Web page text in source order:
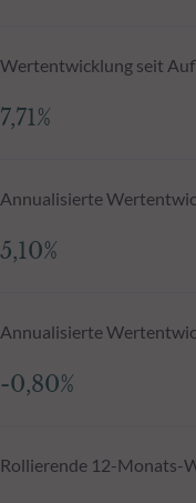
Wertentwicklung seit
7,71%
Annualisierte
5,10%
Annualisierte
-0,80%
Rollierende 12-Monats-